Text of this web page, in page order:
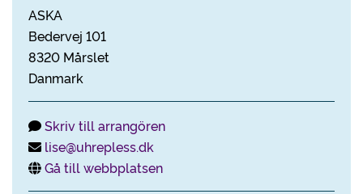
ASKA
Bedervej 101
8320 Mårslet
Danmark
Skriv till arrangören
lise@uhrepless.dk
Gå till webbplatsen